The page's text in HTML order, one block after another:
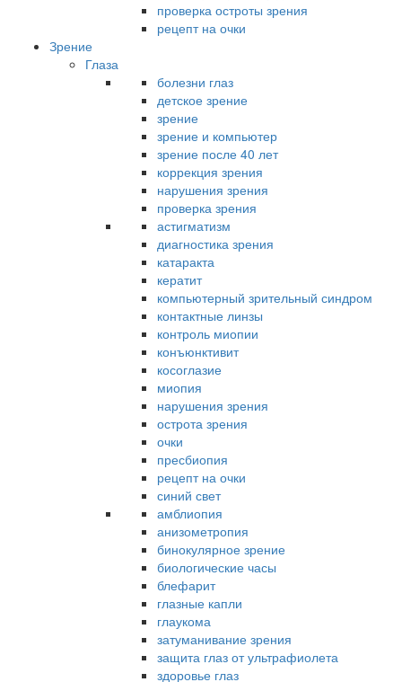
проверка остроты зрения
рецепт на очки
Зрение
Глаза
болезни глаз
детское зрение
зрение
зрение и компьютер
зрение после 40 лет
коррекция зрения
нарушения зрения
проверка зрения
астигматизм
диагностика зрения
катаракта
кератит
компьютерный зрительный синдром
контактные линзы
контроль миопии
конъюнктивит
косоглазие
миопия
нарушения зрения
острота зрения
очки
пресбиопия
рецепт на очки
синий свет
амблиопия
анизометропия
бинокулярное зрение
биологические часы
блефарит
глазные капли
глаукома
затуманивание зрения
защита глаз от ультрафиолета
здоровье глаз